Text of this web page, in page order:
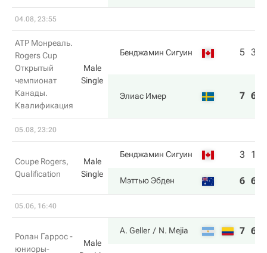
04.08, 23:55
ATP Монреаль.
Rogers Cup
Открытый
чемпионат
Канады.
Квалификация
Male
Single
Бенджамин Сигуин 5 3
Элиас Имер 7 6
05.08, 23:20
Coupe Rogers,
Qualification
Male
Single
Бенджамин Сигуин 3 1
Мэттью Эбден 6 6
05.06, 16:40
Ролан Гаррос -
юниоры-
Male
A. Geller N. Mejia 7 6